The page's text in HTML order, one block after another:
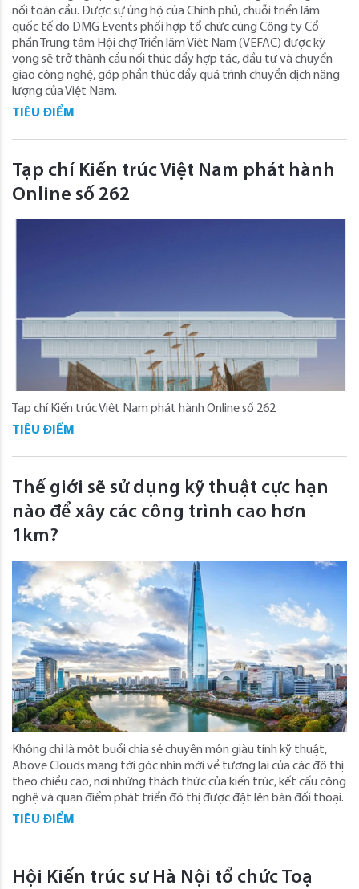
nối toàn cầu. Được sự ủng hộ của Chính phủ, chuỗi triển lãm
quốc tế do DMG Events phối hợp tổ chức cùng Công ty Cổ
phần Trung tâm Hội chợ Triển lãm Việt Nam (VEFAC) được kỳ
vọng sẽ trở thành cầu nối thúc đẩy hợp tác, đầu tư và chuyển
giao công nghệ, góp phần thúc đẩy quá trình chuyển dịch năng
lượng của Việt Nam.
TIÊU ĐIỂM
Tạp chí Kiến trúc Việt Nam phát hành
Online số 262
Tạp chí Kiến trúc Việt Nam phát hành Online số 262
TIÊU ĐIỂM
Thế giới sẽ sử dụng kỹ thuật cực hạn
nào để xây các công trình cao hơn
1km?
Không chỉ là một buổi chia sẻ chuyên môn giàu tính kỹ thuật,
Above Clouds mang tới góc nhìn mới về tương lai của các đô thị
theo chiều cao, nơi những thách thức của kiến trúc, kết cấu công
nghệ và quan điểm phát triển đô thị được đặt lên bàn đối thoại.
TIÊU ĐIỂM
Hội Kiến trúc sư Hà Nội tổ chức Toạ